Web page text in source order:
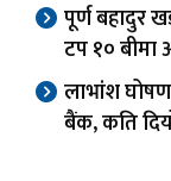
पूर्ण बहादुर
टप १० बीमा
लाभांश
बैंक, कति